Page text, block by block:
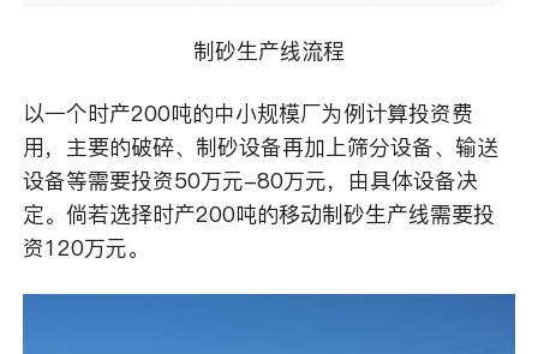
制砂生产线流程
以一个时产200吨的中小规模厂为例计算投资费
用，主要的破碎、制砂设备再加上筛分设备、输送
设备等需要投资50万元-80万元，由具体设备决
定。倘若选择时产200吨的移动制砂生产线需要投
资120万元。